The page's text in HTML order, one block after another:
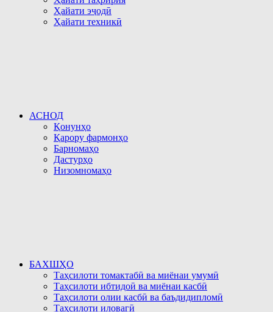
Ҳайати эҷодӣ
Ҳайати техникӣ
АСНОД
Қонунҳо
Қарору фармонҳо
Барномаҳо
Дастурҳо
Низомномаҳо
БАХШҲО
Таҳсилоти томактабӣ ва миёнаи умумӣ
Таҳсилоти ибтидоӣ ва миёнаи касбӣ
Таҳсилоти олии касбӣ ва баъдидипломӣ
Таҳсилоти иловагӣ